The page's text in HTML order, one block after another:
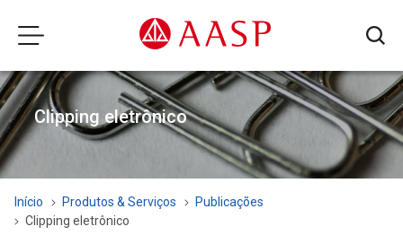
Clipping eletrônico
Início Produtos & Serviços
Publicações
Clipping eletrônico